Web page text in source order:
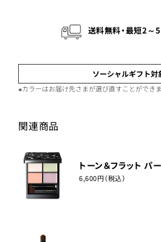
送料無料・最短2～
ソーシャルギフト対
※カラーはお届け先さまが選び直すことができま
関連商品
トーン＆フラット パ
6,600円（税込）